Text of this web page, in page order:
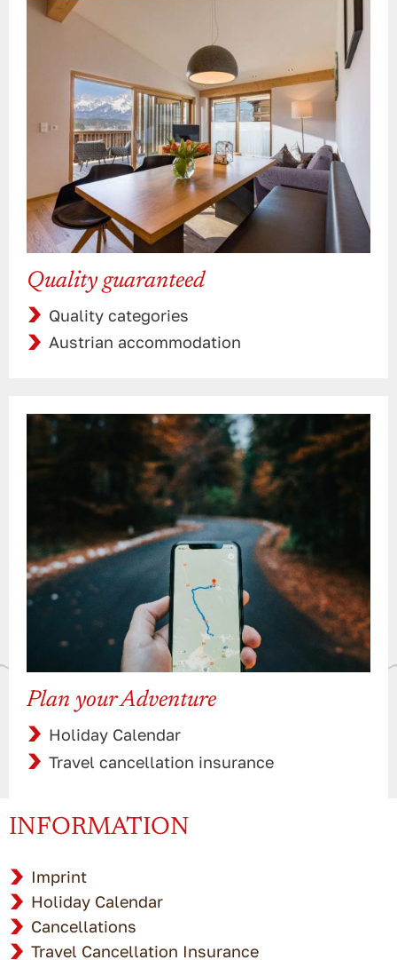
Quality guaranteed
Quality categories
Austrian accommodation
Plan your Adventure
Holiday Calendar
Travel cancellation insurance
INFORMATION
Imprint
Holiday Calendar
Cancellations
Travel Cancellation Insurance